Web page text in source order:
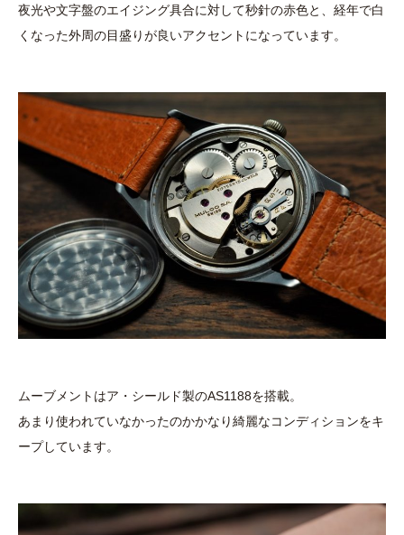
夜光や文字盤のエイジング具合に対して秒針の赤色と、経年で白
くなった外周の目盛りが良いアクセントになっています。
ムーブメントはア・シールド製のAS1188を搭載。
あまり使われていなかったのかかなり綺麗なコンディションをキ
ープしています。